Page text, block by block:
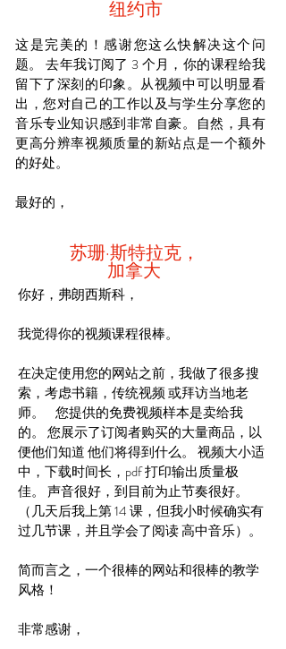
纽约市
这是完美的！感谢您这么快解决这个问
题。
去年我订阅了 3 个月，你的课程给我
留下了深刻的印象。从视频中可以明显看
出，您对自己的工作以及与学生分享您的
音乐专业知识感到非常自豪。自然，具有
更高分辨率视频质量的新站点是一个额外
的好处。
最好的，
苏珊·斯特拉克，
加拿大
你好，弗朗西斯科，
我觉得你的视频课程很棒。
在决定使用您的网站之前，我做了很多搜
索，考虑书籍，传统视频或拜访当地老
师。
您提供的免费视频样本是卖给我
的。 您展示了订阅者购买的大量商品，以
便他们知道他们将得到什么。 视频大小适
中，下载时间长，pdf 打印输出质量极
佳。 声音很好，到目前为止节奏很好。
（几天后我上第 14 课，但我小时候确实有
过几节课，并且学会了阅读高中音乐）。
简而言之，一个很棒的网站和很棒的教学
风格！
非常感谢，